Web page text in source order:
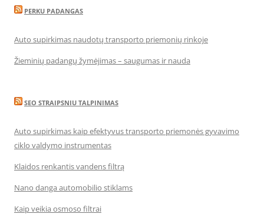
PERKU PADANGAS
Auto supirkimas naudotų transporto priemonių rinkoje
Žieminių padangų žymėjimas – saugumas ir nauda
SEO STRAIPSNIU TALPINIMAS
Auto supirkimas kaip efektyvus transporto priemonės gyvavimo
ciklo valdymo instrumentas
Klaidos renkantis vandens filtrą
Nano danga automobilio stiklams
Kaip veikia osmoso filtrai